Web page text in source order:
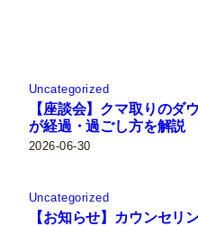
Uncategorized
【座談会】クマ取りのダ
が経過・過ごし方を解説
2026-06-30
Uncategorized
【お知らせ】カウンセリ